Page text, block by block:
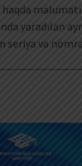
yaradılan
seriya və